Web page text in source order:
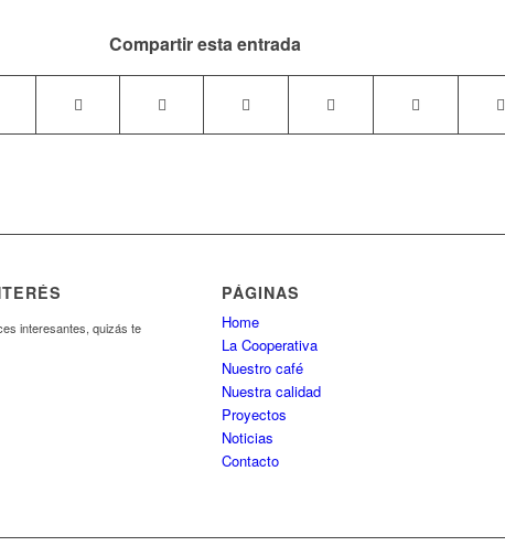
Compartir esta entrada
interesantes, quizás te
PÁGINAS
Home
La Cooperativa
Nuestro café
Nuestra calidad
Proyectos
Noticias
Contacto